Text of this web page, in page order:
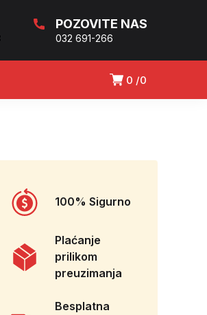
POZOVITE NAS
032 691-266
0 0
100% Sigurno
Plaćanje
prilikom
preuzimanja
Besplatna